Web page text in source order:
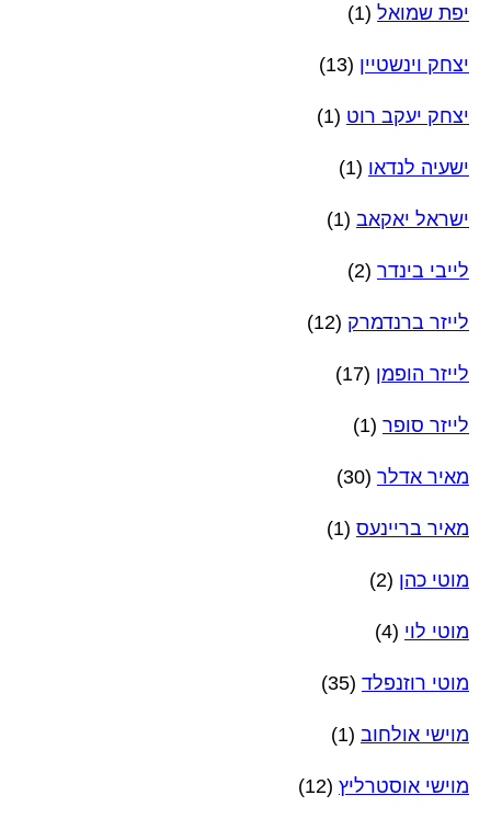
יפת שמואל (1)
יצחק וינשטיין (13)
יצחק יעקב רוט (1)
ישעיה לנדאו (1)
ישראל יאקאב (1)
לייבי בינדר (2)
לייזר ברנדמרק (12)
לייזר הופמן (17)
לייזר סופר (1)
מאיר אדלר (30)
מאיר בריינעס (1)
מוטי כהן (2)
מוטי לוי (4)
מוטי רוזנפלד (35)
מוישי אולחוב (1)
מוישי אוסטרליץ (12)